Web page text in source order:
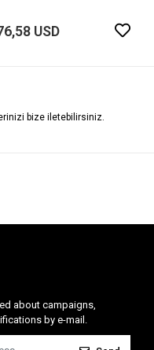
USD
bize iletebilirsiniz.
about campaigns,
by e-mail.